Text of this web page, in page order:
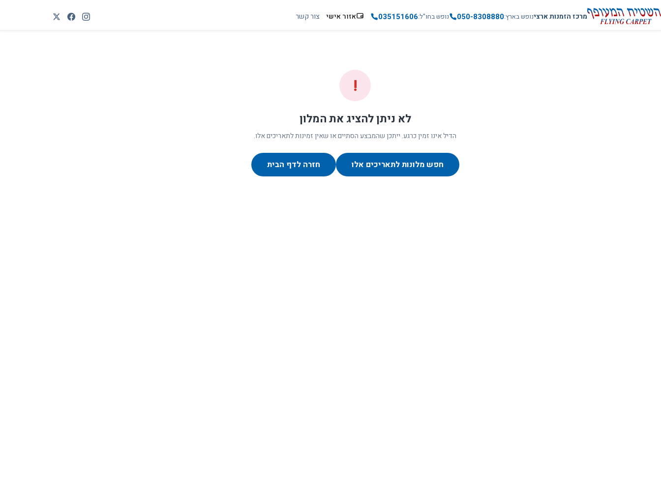
מרכז הזמנות ארצינופש בארץ050-8308880 נופש בחו"ל035151606 אזור אישי צור קשר
!
לא ניתן להציג את המלון
הדיל אינו זמין כרגע. ייתכן שהמבצע הסתיים או שאין זמינות לתאריכים אלו.
חפש מלונות לתאריכים אלו חזרה לדף הבית